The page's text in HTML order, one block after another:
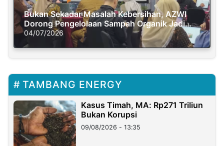
Bukan Sekadar Masalah Kebersihan, AZWI
Dorong Pengelolaan Sampah Organik Jadi
Solusi Krisis Iklim
04/07/2026
TAMBANG ENERGY
Kasus Timah, MA: Rp271 Triliun
Bukan Korupsi
09/08/2026 - 13:35